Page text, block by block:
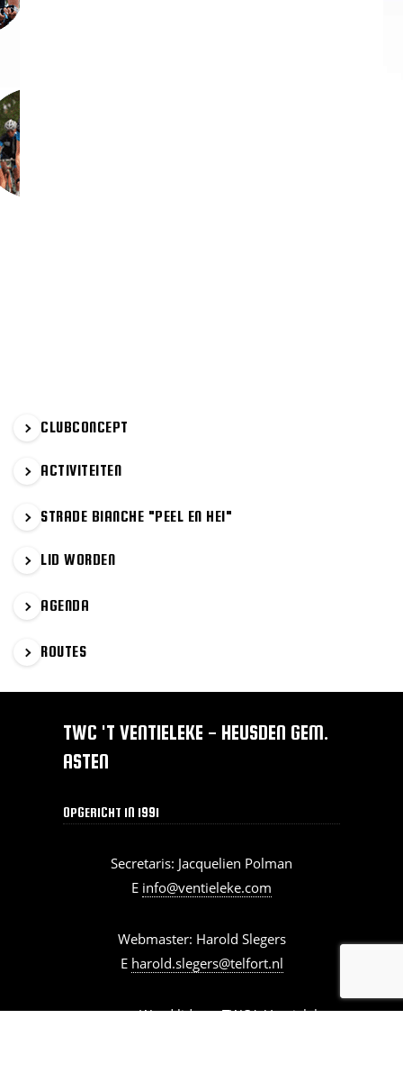
PRIMAIRE
CLUBCONCEPT
ACTIVITEITEN
STRADE BIANCHE "PEEL EN HEI"
LID WORDEN
AGENDA
ROUTES
TWC 'T VENTIELEKE - HEUSDEN GEM.
ASTEN
OPGERICHT IN 1991
Secretaris: Jacquelien Polman
E info@ventieleke.com
Webmaster: Harold Slegers
E harold.slegers@telfort.nl
Word lid van TWC 't Ventieleke >